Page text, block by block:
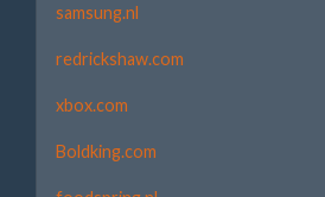
samsung.nl
redrickshaw.com
xbox.com
Boldking.com